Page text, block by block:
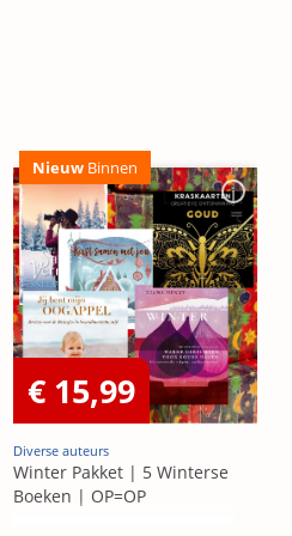
Nieuw Binnen
€ 15,99
Diverse auteurs
Winter Pakket | 5 Winterse
Boeken | OP=OP